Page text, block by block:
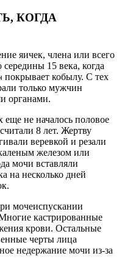
КОГДА
яичек, члена или всего
15 века, когда
покрывает кобылу. С тех
только мужчин
органами.
не началось половое
8 лет. Жертву
веревкой и резали
железом или
мочи вставляли
на несколько дней
мочеиспускании
кастрированные
крови. Остальные
черты лица
недержание мочи из-за